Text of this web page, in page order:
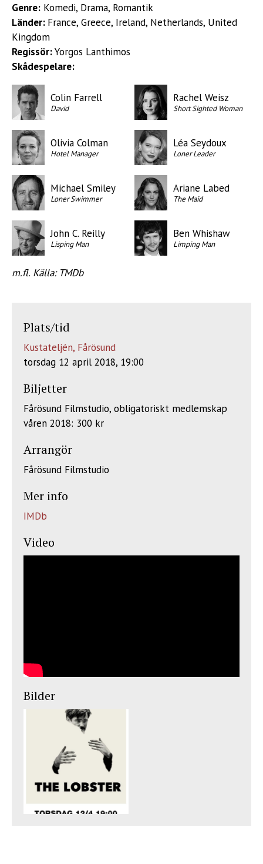
Genre: Komedi, Drama, Romantik
Länder: France, Greece, Ireland, Netherlands, United
Kingdom
Regissör:Yorgos Lanthimos
Skådespelare:
Colin Farrell
David
Rachel Weisz
Short Sighted Woman
Olivia Colman
Hotel Manager
Léa Seydoux
Loner Leader
Michael Smiley
Loner Swimmer
Ariane Labed
The Maid
John C. Reilly
Lisping Man
Ben Whishaw
Limping Man
m.fl. Källa: TMDb
Plats/tid
Kustateljén, Fårösund
torsdag 12 april 2018, 19:00
Biljetter
Fårösund Filmstudio, obligatoriskt medlemskap
våren 2018: 300 kr
Arrangör
Fårösund Filmstudio
Mer info
IMDb
Video
Bilder